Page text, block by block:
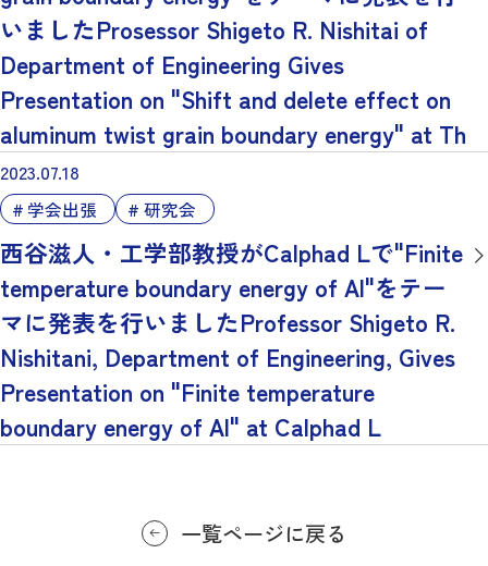
いましたProsessor Shigeto R. Nishitai of
Department of Engineering Gives
Presentation on "Shift and delete effect on
aluminum twist grain boundary energy" at Th
2023.07.18
学会出張 研究会
西谷滋人・工学部教授がCalphad Lで"Finite
temperature boundary energy of Al"をテー
マに発表を行いましたProfessor Shigeto R.
Nishitani, Department of Engineering, Gives
Presentation on "Finite temperature
boundary energy of Al" at Calphad L
一覧ページに戻る